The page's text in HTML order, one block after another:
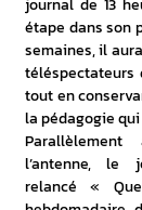
journal de 13
étape dans son
semaines, il
téléspectateurs
tout en
la pédagogie
l’antenne, le
relancé «